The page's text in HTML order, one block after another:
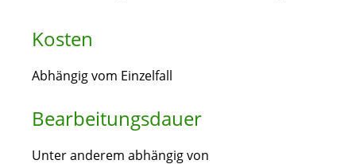
Kosten
Abhängig vom Einzelfall
Bearbeitungsdauer
Unter anderem abhängig von